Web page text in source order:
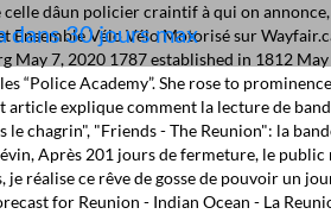
dans 30 jours max
celle dâun policier craintif à qui on
Ensemble Vélo Vélo Motorisé sur
May 7, 2020 1787 established in 1812
“Police Academy”. She rose to
explique comment la lecture de
le chagrin", "Friends - The Reunion": la
Après 201 jours de fermeture, le
je réalise ce rêve de gosse de pouvoir un
for Reunion - Indian Ocean - La